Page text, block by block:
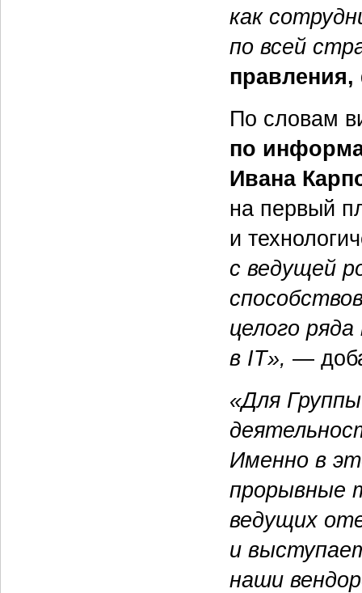
как
по всей
По словам
по
Ивана
на первый
и
с ведущей
целого ряда
в IT», —
«Для
Именно в
прорывные
ведущих
и
наши